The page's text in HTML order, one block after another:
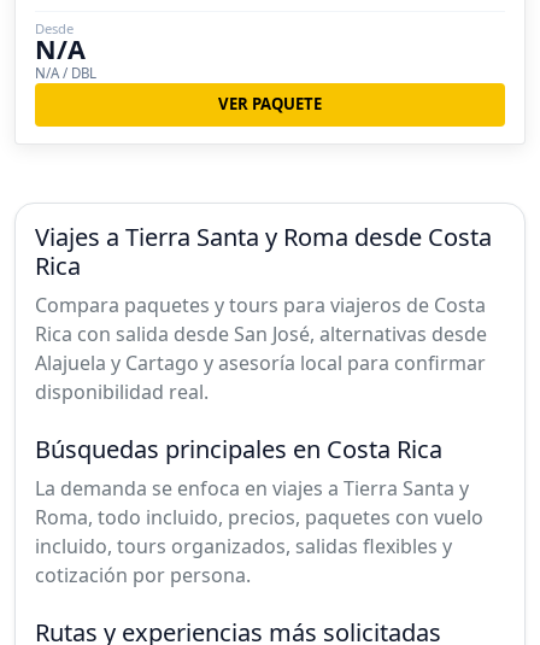
Desde
N/A
N/A / DBL
VER PAQUETE
Viajes a Tierra Santa y Roma desde Costa
Rica
Compara paquetes y tours para viajeros de Costa
Rica con salida desde San José, alternativas desde
Alajuela y Cartago y asesoría local para confirmar
disponibilidad real.
Búsquedas principales en Costa Rica
La demanda se enfoca en viajes a Tierra Santa y
Roma, todo incluido, precios, paquetes con vuelo
incluido, tours organizados, salidas flexibles y
cotización por persona.
Rutas y experiencias más solicitadas